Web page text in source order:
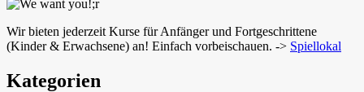
Wir bieten jederzeit Kurse für Anfänger und Fortgeschrittene
(Kinder & Erwachsene) an! Einfach vorbeischauen. -> Spiellokal
Kategorien